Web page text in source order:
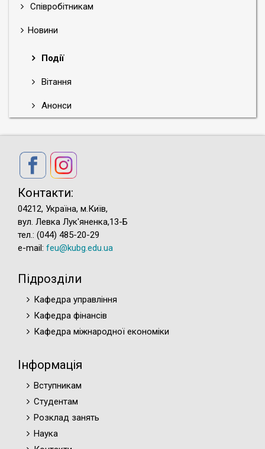
Співробітникам
Новини
Події
Вітання
Анонси
Контакти:
04212, Україна, м.Київ,
вул. Левка Лук'яненка,13-Б
тел.: (044) 485-20-29
e-mail: feu@kubg.edu.ua
Підрозділи
Кафедра управління
Кафедра фінансів
Кафедра міжнародної економіки
Інформація
Вступникам
Студентам
Розклад занять
Наука